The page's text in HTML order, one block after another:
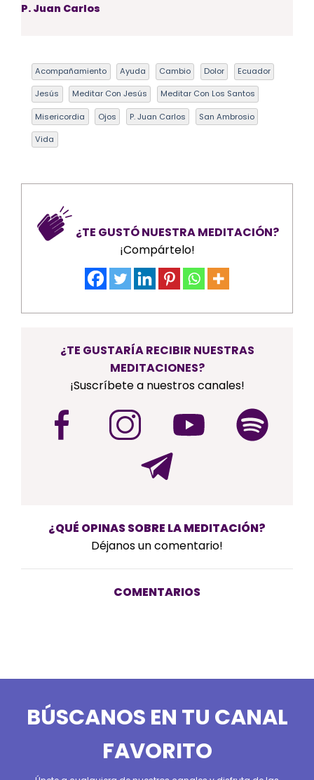
P. Juan Carlos
Acompañamiento Ayuda Cambio Dolor Ecuador
Jesús Meditar Con Jesús Meditar Con Los Santos
Misericordia Ojos P. Juan Carlos San Ambrosio
Vida
¿TE GUSTÓ NUESTRA MEDITACIÓN?
¡Compártelo!
¿TE GUSTARÍA RECIBIR NUESTRAS
MEDITACIONES?
¡Suscríbete a nuestros canales!
¿QUÉ OPINAS SOBRE LA MEDITACIÓN?
Déjanos un comentario!
COMENTARIOS
BÚSCANOS EN TU CANAL
FAVORITO